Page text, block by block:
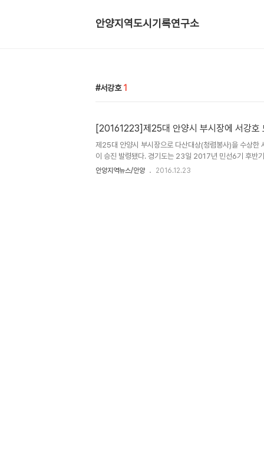
안양지역도시기록연구소
서강호 1
[20161223]제25대 안양시 부시장에 서강호
제25대 안양시 부시장으로 다산대상(청렴봉사)을 수상한
이 승진 발령됐다. 경기도는 23일 2017년 민선6기 후반
10명, 부단체장 14명에 대한 정기인사를 단행했다. 서 부
탁월한 능력을 발휘하여 굿모닝하우스 개관, 영아이디어
안양지역뉴스/안양 2016.12.23